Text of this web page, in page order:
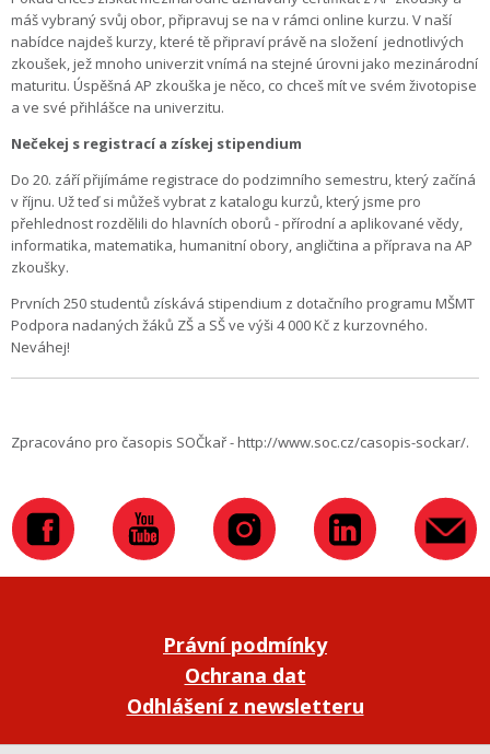
máš vybraný svůj obor, připravuj se na v rámci online kurzu. V naší
nabídce najdeš kurzy, které tě připraví právě na složení jednotlivých
zkoušek, jež mnoho univerzit vnímá na stejné úrovni jako mezinárodní
maturitu. Úspěšná AP zkouška je něco, co chceš mít ve svém životopise
a ve své přihlášce na univerzitu.
Nečekej s registrací a získej stipendium
Do 20. září přijímáme registrace do podzimního semestru, který začíná
v říjnu. Už teď si můžeš vybrat z katalogu kurzů, který jsme pro
přehlednost rozdělili do hlavních oborů - přírodní a aplikované vědy,
informatika, matematika, humanitní obory, angličtina a příprava na AP
zkoušky.
Prvních 250 studentů získává stipendium z dotačního programu MŠMT
Podpora nadaných žáků ZŠ a SŠ ve výši 4 000 Kč z kurzovného.
Neváhej!
Zpracováno pro časopis SOČkař - http://www.soc.cz/casopis-sockar/.
Právní podmínky
Ochrana dat
Odhlášení z newsletteru